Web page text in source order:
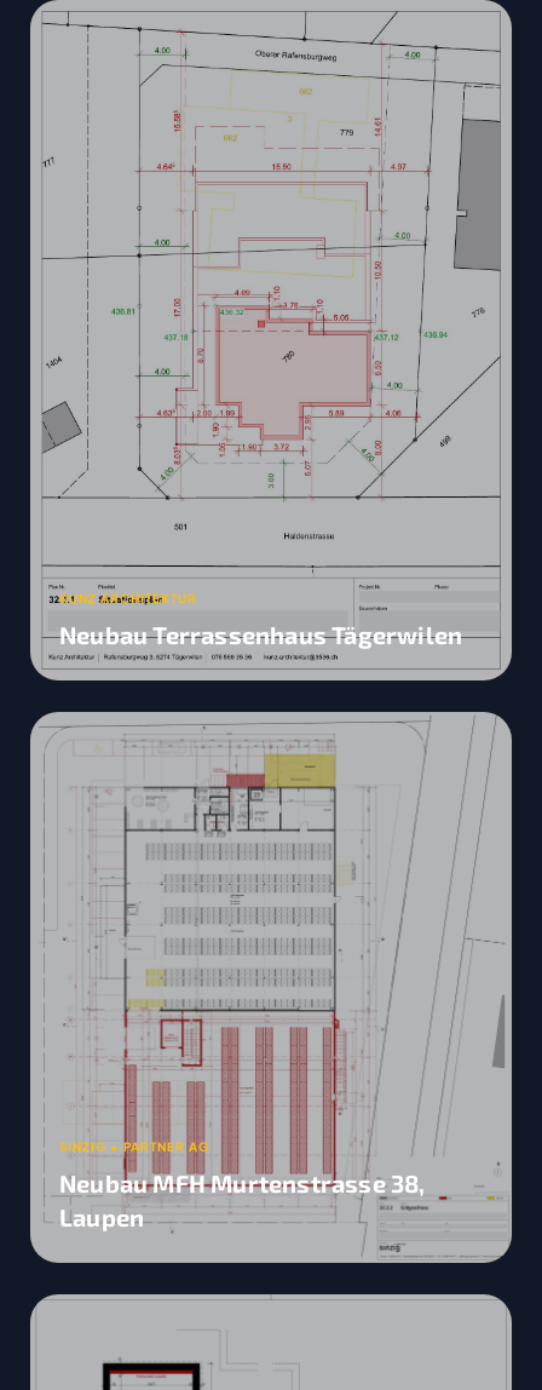
KUNZ ARCHITEKTUR
Neubau Terrassenhaus Tägerwilen
SINZIG + PARTNER AG
Neubau MFH Murtenstrasse 38,
Laupen